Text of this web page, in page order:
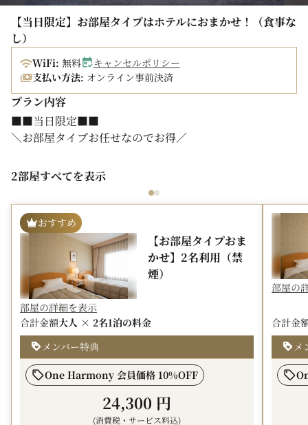
【当日限定】お部屋タイプはホテルにおまかせ！（食事な
し）
WiFi: 無料
キャンセルポリシー
支払い方法: オンライン事前決済
プラン内容
■■当日限定■■
＼お部屋タイプお任せなのでお得／
当日限定のスペシャルプライス。
精算はオンライン決済なのでチェックインも楽々♪
どこのお部屋に泊まれるかは、チェックインまでお楽しみ
に！
※ベッドタイプ、ルームタイプ、景観等のリクエストは一
切承りかねます
※お部屋タイプにて禁煙・喫煙をお選びください
※本プランはオンライン決済限定プランです
2部屋すべてを表示
おすすめ
【お部屋タイプおま
かせ】2名利用（禁
煙）
部屋の詳細を表示
合計金額大人 × 2名1泊の料金
メンバー特典
One Harmony 会員価格 10%OFF
24,300 円
(消費税・サービス料込)
部屋の
合計金
メ